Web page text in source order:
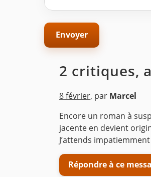
2 critiques,
8 février, par Marcel
Encore un roman à
jacente en devient
J’attends
Répondre à ce